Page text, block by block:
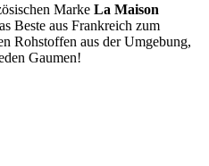
Marke La Maison
Beste aus Frankreich zum
Rohstoffen aus der Umgebung,
Gaumen!